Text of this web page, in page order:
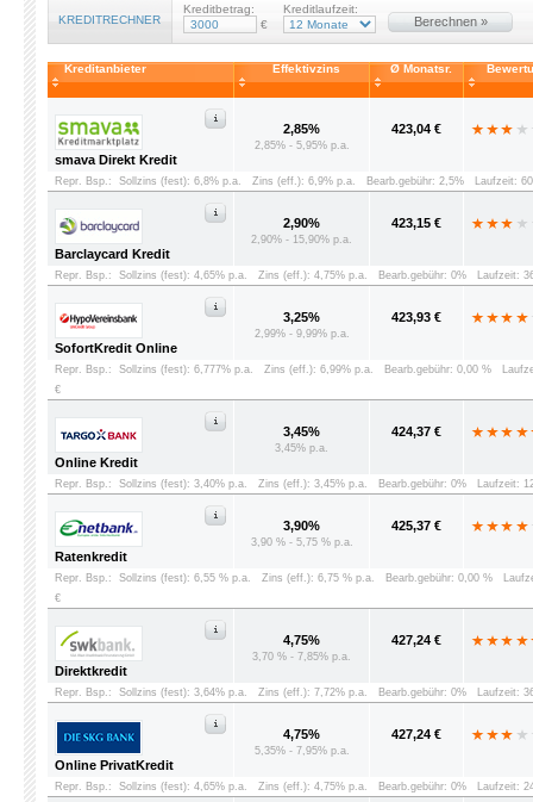
KREDITRECHNER
Kreditbetrag:
€
Kreditlaufzeit:
Berechnen »
Kreditanbieter Effektivzins Ø Monatsr.
smava Direkt Kredit
2,85%
2,85% - 5,95% p.a.
423,04 €
Repr. Bsp.: Sollzins (fest): 6,8% p.a. Zins (eff.): 6,9% p.a. Bearb.gebühr: 2,5% Laufzeit:
Barclaycard Kredit
2,90%
2,90% - 15,90% p.a.
423,15 €
Repr. Bsp.: Sollzins (fest): 4,65% p.a. Zins (eff.): 4,75% p.a. Bearb.gebühr: 0% Laufzeit:
SofortKredit Online
3,25%
2,99% - 9,99% p.a.
423,93 €
Repr. Bsp.: Sollzins (fest): 6,777% p.a. Zins (eff.): 6,99% p.a. Bearb.gebühr: 0,00 %
€
Online Kredit
3,45%
3,45% p.a.
424,37 €
Repr. Bsp.: Sollzins (fest): 3,40% p.a. Zins (eff.): 3,45% p.a. Bearb.gebühr: 0% Laufzeit:
Ratenkredit
3,90%
3,90 % - 5,75 % p.a.
425,37 €
Repr. Bsp.: Sollzins (fest): 6,55 % p.a. Zins (eff.): 6,75 % p.a. Bearb.gebühr: 0,00 %
€
Direktkredit
4,75%
3,70 % - 7,85% p.a.
427,24 €
Repr. Bsp.: Sollzins (fest): 3,64% p.a. Zins (eff.): 7,72% p.a. Bearb.gebühr: 0% Laufzeit:
Online PrivatKredit
4,75%
5,35% - 7,95% p.a.
427,24 €
Repr. Bsp.: Sollzins (fest): 4,65% p.a. Zins (eff.): 4,75% p.a. Bearb.gebühr: 0% Laufzeit: